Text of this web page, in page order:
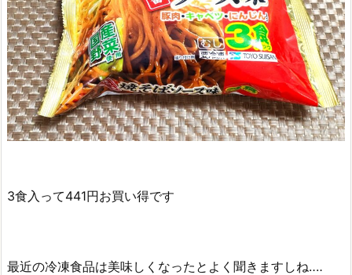
3食入って441円お買い得です
最近の冷凍食品は美味しくなったとよく聞きますしね‥‥